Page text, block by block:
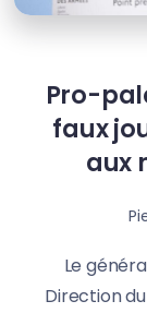
Pro-
faux
aux
Le
Direction